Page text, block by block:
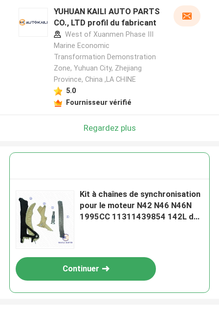
YUHUAN KAILI AUTO PARTS
CO., LTD profil du fabricant
West of Xuanmen Phase III
Marine Economic
Transformation Demonstration
Zone, Yuhuan City, Zhejiang
Province, China ,LA CHINE
5.0
Fournisseur vérifié
Regardez plus
Kit à chaînes de synchronisation
pour le moteur N42 N46 N46N
1995CC 11311439854 142L de
Continuer